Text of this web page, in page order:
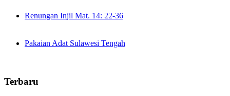
Renungan Injil Mat. 14: 22-36
Pakaian Adat Sulawesi Tengah
Terbaru